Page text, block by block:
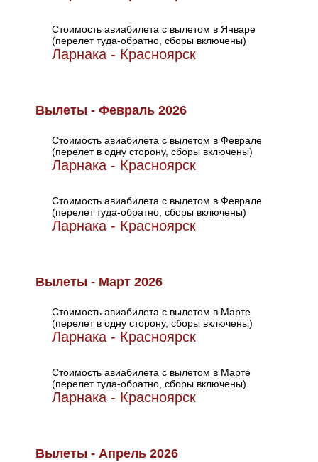
Стоимость авиабилета с вылетом в Январе
(перелет туда-обратно, сборы включены)
Ларнака - Красноярск
Вылеты - Февраль 2026
Стоимость авиабилета с вылетом в Феврале
(перелет в одну сторону, сборы включены)
Ларнака - Красноярск
Стоимость авиабилета с вылетом в Феврале
(перелет туда-обратно, сборы включены)
Ларнака - Красноярск
Вылеты - Март 2026
Стоимость авиабилета с вылетом в Марте
(перелет в одну сторону, сборы включены)
Ларнака - Красноярск
Стоимость авиабилета с вылетом в Марте
(перелет туда-обратно, сборы включены)
Ларнака - Красноярск
Вылеты - Апрель 2026